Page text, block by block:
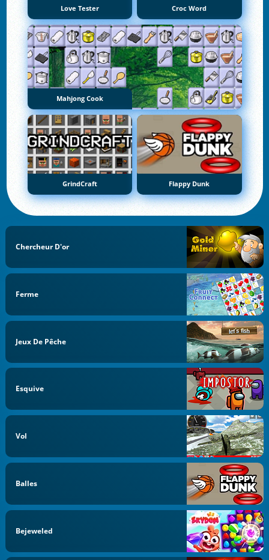
Love Tester Croc Word
Mahjong Cook
GrindCraft Flappy Dunk
Chercheur D'or
Ferme
Jeux De Pêche
Esquive
Vol
Balles
Bejeweled